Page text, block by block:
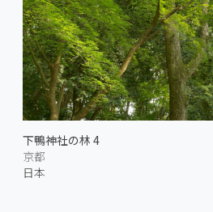
下鴨神社の林 4
京都
日本